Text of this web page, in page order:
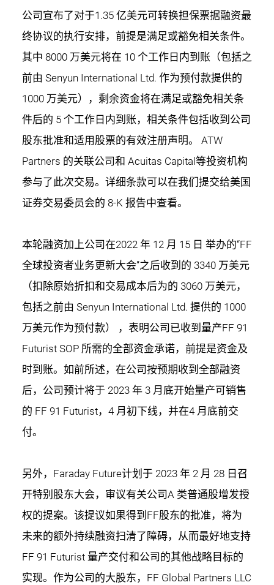
公司宣布了对于1.35 亿美元可转换担保票据融资最
终协议的执行安排，前提是满足或豁免相关条件。
其中 8000 万美元将在 10 个工作日内到账（包括之
前由 Senyun International Ltd. 作为预付款提供的
1000 万美元），剩余资金将在满足或豁免相关条
件后的 5 个工作日内到账，相关条件包括收到公司
股东批准和适用股票的有效注册声明。 ATW
Partners 的关联公司和 Acuitas Capital等投资机构
参与了此次交易。详细条款可以在我们提交给美国
证券交易委员会的 8-K 报告中查看。
本轮融资加上公司在2022 年 12 月 15 日 举办的“FF
全球投资者业务更新大会”之后收到的 3340 万美元
（扣除原始折扣和交易成本后为的 3060 万美元，
包括之前由 Senyun International Ltd. 提供的 1000
万美元作为预付款） ，表明公司已收到量产FF 91
Futurist SOP 所需的全部资金承诺，前提是资金及
时到账。如前所述，在公司按预期收到全部融资
后，公司预计将于 2023 年 3 月底开始量产可销售
的 FF 91 Futurist，4 月初下线，并在4 月底前交
付。
另外，Faraday Future计划于 2023 年 2 月 28 日召
开特别股东大会，审议有关公司A 类普通股增发授
权的提案。该提议如果得到FF股东的批准，将为
未来的额外持续融资扫清了障碍，从而最好地支持
FF 91 Futurist 量产交付和公司的其他战略目标的
实现。作为公司的大股东，FF Global Partners LLC